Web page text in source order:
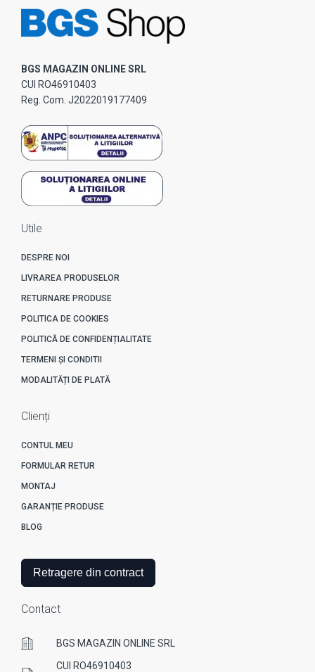
BGS MAGAZIN ONLINE SRL
CUI RO46910403
Reg. Com. J2022019177409
Utile
DESPRE NOI
LIVRAREA PRODUSELOR
RETURNARE PRODUSE
POLITICA DE COOKIES
POLITICĂ DE CONFIDENȚIALITATE
TERMENI ȘI CONDITII
MODALITĂȚI DE PLATĂ
Clienți
CONTUL MEU
FORMULAR RETUR
MONTAJ
GARANȚIE PRODUSE
BLOG
Retragere din contract
Contact
BGS MAGAZIN ONLINE SRL
CUI RO46910403